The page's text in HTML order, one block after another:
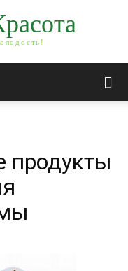
продукты